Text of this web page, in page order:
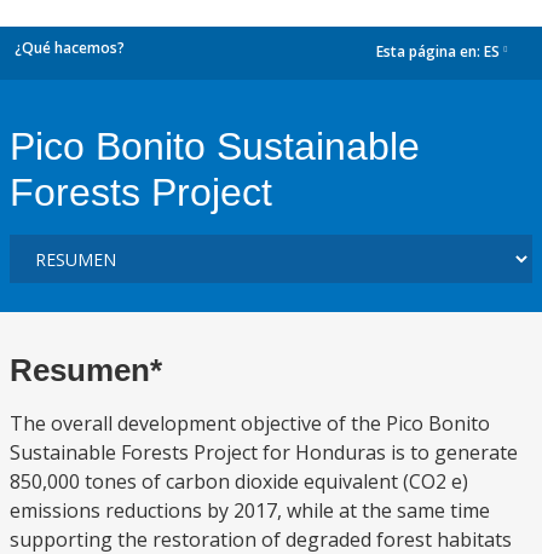
¿Qué hacemos? Esta página en: ES
Pico Bonito Sustainable
Forests Project
Resumen*
The overall development objective of the Pico Bonito
Sustainable Forests Project for Honduras is to generate
850,000 tones of carbon dioxide equivalent (CO2 e)
emissions reductions by 2017, while at the same time
supporting the restoration of degraded forest habitats